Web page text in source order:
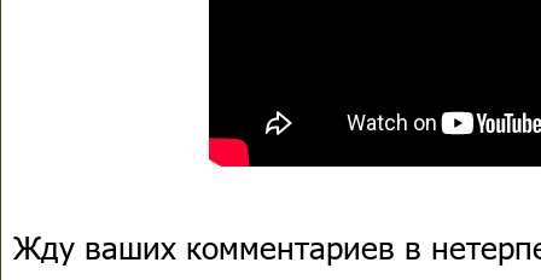
Жду ваших комментариев в